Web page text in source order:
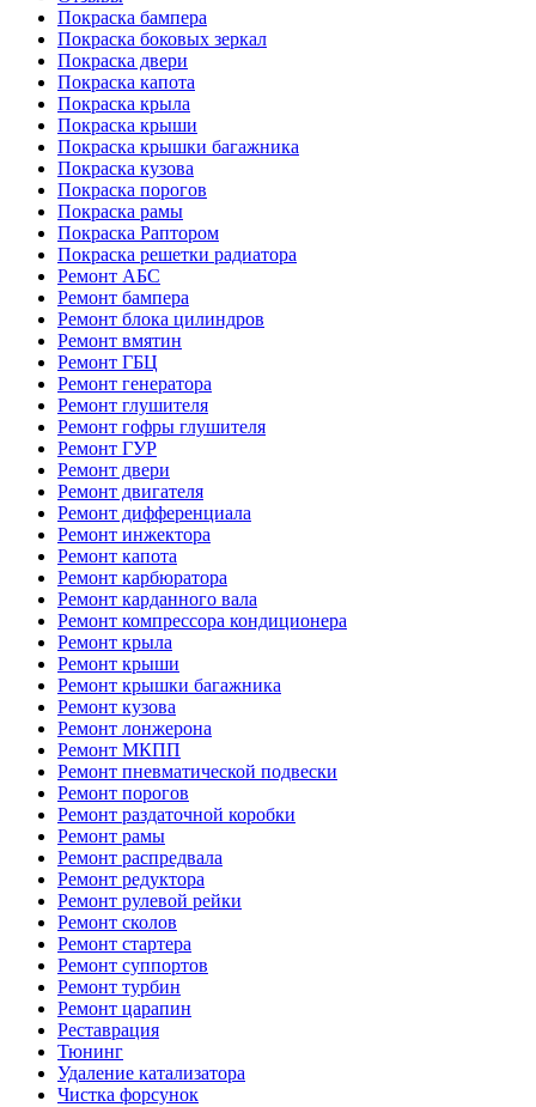
Покраска бампера
Покраска боковых зеркал
Покраска двери
Покраска капота
Покраска крыла
Покраска крыши
Покраска крышки багажника
Покраска кузова
Покраска порогов
Покраска рамы
Покраска Раптором
Покраска решетки радиатора
Ремонт АБС
Ремонт бампера
Ремонт блока цилиндров
Ремонт вмятин
Ремонт ГБЦ
Ремонт генератора
Ремонт глушителя
Ремонт гофры глушителя
Ремонт ГУР
Ремонт двери
Ремонт двигателя
Ремонт дифференциала
Ремонт инжектора
Ремонт капота
Ремонт карбюратора
Ремонт карданного вала
Ремонт компрессора кондиционера
Ремонт крыла
Ремонт крыши
Ремонт крышки багажника
Ремонт кузова
Ремонт лонжерона
Ремонт МКПП
Ремонт пневматической подвески
Ремонт порогов
Ремонт раздаточной коробки
Ремонт рамы
Ремонт распредвала
Ремонт редуктора
Ремонт рулевой рейки
Ремонт сколов
Ремонт стартера
Ремонт суппортов
Ремонт турбин
Ремонт царапин
Реставрация
Тюнинг
Удаление катализатора
Чистка форсунок